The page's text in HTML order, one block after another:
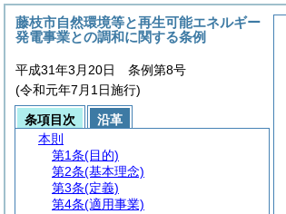
藤枝市自然環境等と再生可能エネルギー
発電事業との調和に関する条例
平成31年3月20日 条例第8号
(令和元年7月1日施行)
条項目次
沿革
本則
第1条(目的)
第2条(基本理念)
第3条(定義)
第4条(適用事業)